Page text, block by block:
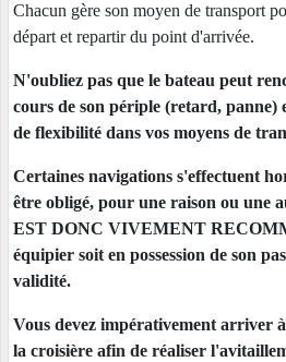
Chacun gère son moyen de transport
départ et repartir du point d'arrivée.
N'oubliez pas que le bateau peut
cours de son périple (retard,
de flexibilité dans vos moyens de
Certaines navigations s'effectuent
être obligé, pour une raison ou une
EST DONC VIVEMENT
équipier soit en possession de son
validité.
Vous devez impérativement arriver
la croisière afin de réaliser